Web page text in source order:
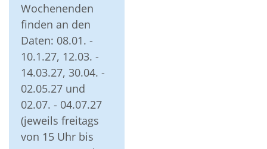
Wochenenden
finden an den
Daten: 08.01. -
10.1.27, 12.03. -
14.03.27, 30.04. -
02.05.27 und
02.07. - 04.07.27
(jeweils freitags
von 15 Uhr bis